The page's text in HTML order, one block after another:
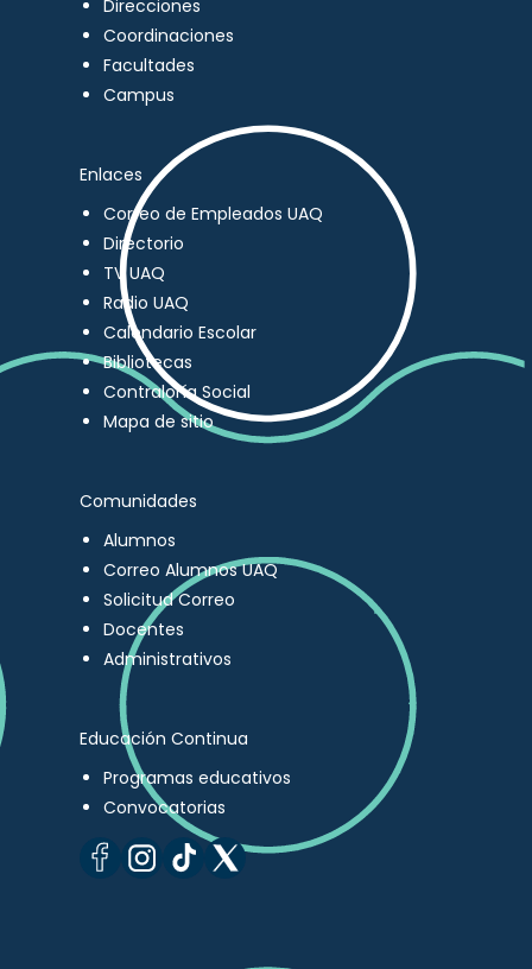
Direcciones
Coordinaciones
Facultades
Campus
Enlaces
Correo de Empleados UAQ
Directorio
TV UAQ
Radio UAQ
Calendario Escolar
Bibliotecas
Contraloría Social
Mapa de sitio
Comunidades
Alumnos
Correo Alumnos UAQ
Solicitud Correo
Docentes
Administrativos
Educación Continua
Programas educativos
Convocatorias